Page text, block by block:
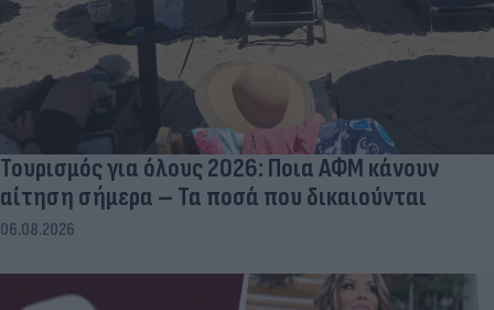
Τουρισμός για όλους 2026: Ποια ΑΦΜ κάνουν
αίτηση σήμερα – Τα ποσά που δικαιούνται
06.08.2026